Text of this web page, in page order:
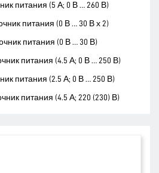
питания (5 А; 0 В … 260 В)
питания (0 В … 30 В х 2)
питания (0 В … 30 В)
питания (4.5 А; 0 В … 250 В)
питания (2.5 А; 0 В … 250 В)
питания (4.5 А; 220 (230) В)